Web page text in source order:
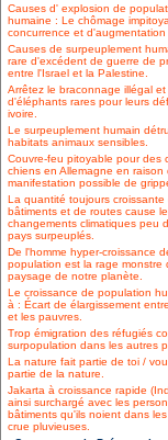
Causes d' explosion de
humaine : Le chômage
concurrence et d'augmentation
Causes de surpeuplement
rare d'excédent de guerre de
entre l'Israel et la Palestine.
Arrêtez le braconnage illégal et
d'éléphants rares pour leurs
ivoire.
Le surpeuplement humain
habitats animaux sensibles.
Couvre-feu pitoyable pour des
chiens en Allemagne en raison
manifestation possible de
La quantité toujours croissante
bâtiments et de routes cause
changements climatiques peu
pays surpeuplés.
De l'homme hyper-croissance
population est la rage monstre
paysage de notre planète.
Le croissance de population
à : Écart de élargissement
et les pauvres.
Trop émigration des réfugiés
surpopulation dans les autres
La nature fait partie de toi /
partie de la nature.
Jakarta à croissance rapide
ainsi surchargé avec les
bâtiments qu'ils noient dans
crue pluvieuses.